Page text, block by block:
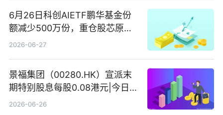
6月26日科创AIETF鹏华基金份
额减少500万份，重仓股芯原股
份、寒武纪、澜起科技 观速讯
2026-06-27
景福集团（00280.HK）宣派末
期特别股息每股0.08港元|今日快
看
2026-06-26